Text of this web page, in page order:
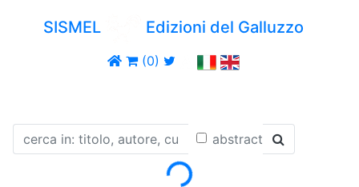
SISMEL Edizioni del Galluzzo
(0)
abstract
Loading...